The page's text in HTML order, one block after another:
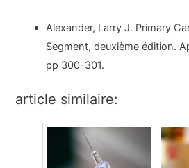
Alexander, Larry J. Primary
Segment, deuxième édition.
pp 300-301.
article similaire: